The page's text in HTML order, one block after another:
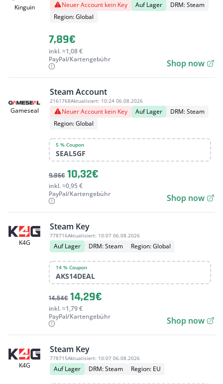
Kinguin Neuer Account kein Key Auf Lager
DRM: Steam
Region: Global
7,89€
inkl. ≈1,08 €
PayPal/Kartengebühr
Shop now
Gameseal
Steam Account
2161768Aktualisiert: 10:24 06.08.2026
Neuer Account kein Key Auf Lager
DRM: Steam
Region: Global
5 % Coupon
SEAL5GF
9,86€ 10,32€
inkl. ≈0,95 €
PayPal/Kartengebühr
Shop now
K4G
Steam Key
778716Aktualisiert: 10:07 06.08.2026
Auf Lager DRM: Steam Region: Global
14 % Coupon
AKS14DEAL
14,54€ 14,29€
inkl. ≈1,79 €
PayPal/Kartengebühr
Shop now
K4G
Steam Key
778715Aktualisiert: 10:07 06.08.2026
Auf Lager DRM: Steam Region: EU